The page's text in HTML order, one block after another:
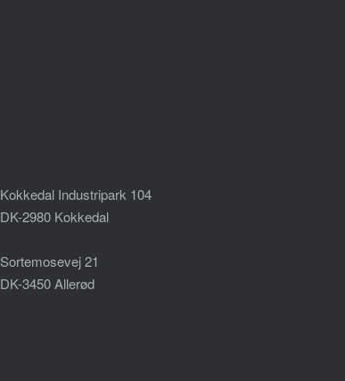
Kokkedal Industripark 104
DK-2980 Kokkedal
Sortemosevej 21
DK-3450 Allerød